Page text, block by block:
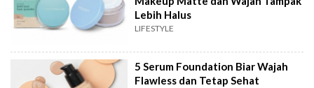
Lebih Halus
LIFESTYLE
5 Serum Foundation Biar Wajah
Flawless dan Tetap Sehat